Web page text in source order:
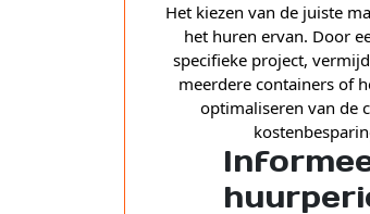
Het kiezen van de juiste
het huren ervan. Door
specifieke project,
meerdere containers of
optimaliseren van de